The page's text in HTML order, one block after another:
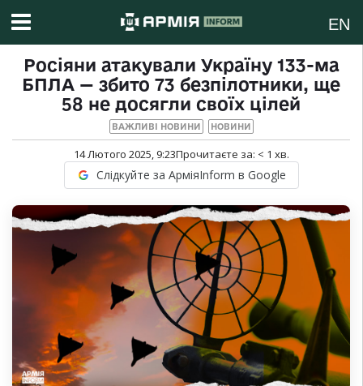
EN
Росіяни атакували Україну 133-ма
БПЛА — збито 73 безпілотники, ще
58 не досягли своїх цілей
ВАЖЛИВІ НОВИНИ НОВИНИ
14 Лютого 2025, 9:23Прочитаєте за: < 1 хв.
Слідкуйте за АрміяInform в Google